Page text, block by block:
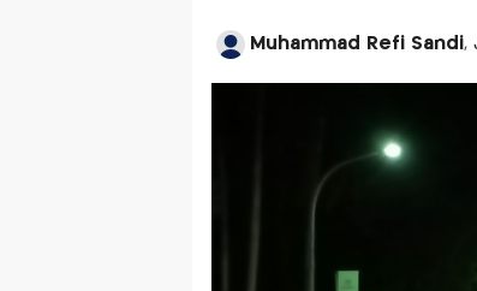
Muhammad Refi Sandi,